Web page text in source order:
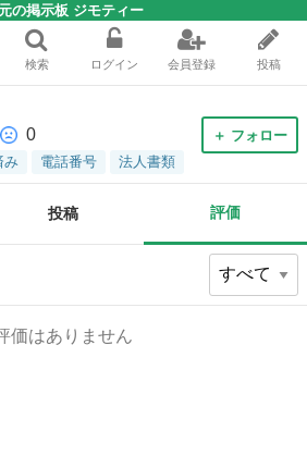
の掲示板 ジモティー
検索 ログイン 会員登録 投稿
0
み 電話番号 法人書類
＋ フォロー
投稿 評価
価はありません